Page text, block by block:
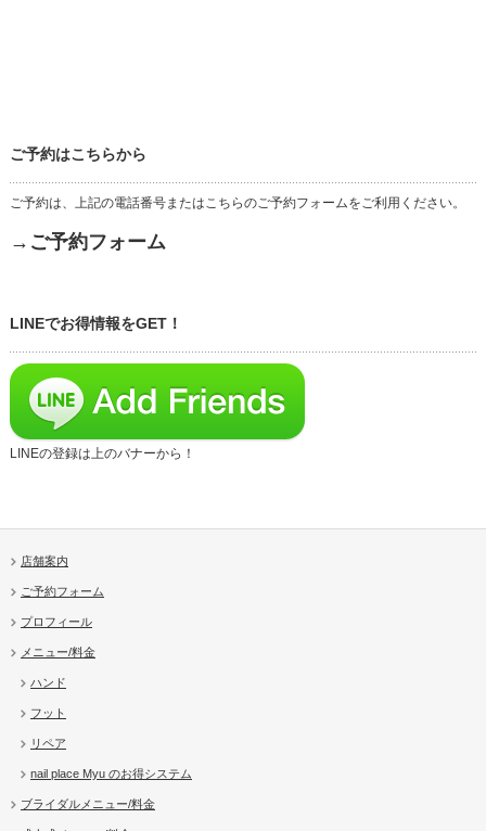
ご予約はこちらから
ご予約は、上記の電話番号またはこちらのご予約フォームをご利用ください。
→ご予約フォーム
LINEでお得情報をGET！
LINEの登録は上のバナーから！
店舗案内
ご予約フォーム
プロフィール
メニュー/料金
ハンド
フット
リペア
nail place Myu のお得システム
ブライダルメニュー/料金